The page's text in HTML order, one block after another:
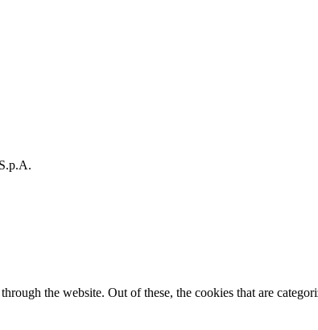
the website. Out of these, the cookies that are